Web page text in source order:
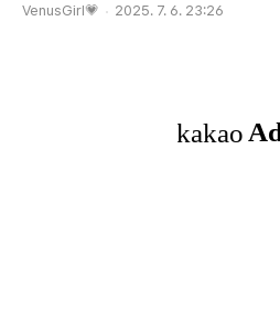
VenusGirl💗 2025. 7. 6. 23:26